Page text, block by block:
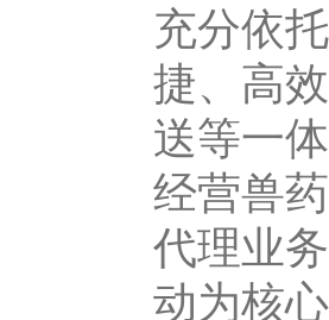
充分依
捷、高
送等一
经营兽
代理业
动为核